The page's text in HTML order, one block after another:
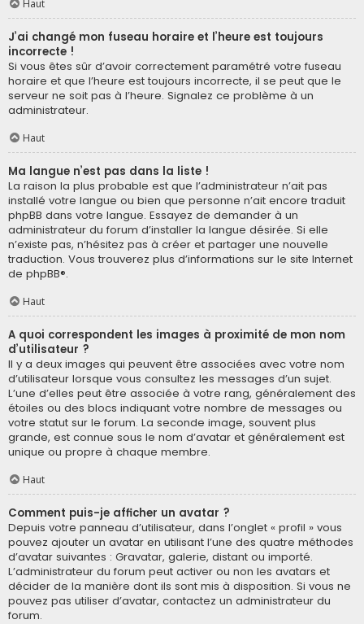
Haut
J’ai changé mon fuseau horaire et l’heure est toujours
incorrecte !
Si vous êtes sûr d’avoir correctement paramétré votre fuseau
horaire et que l’heure est toujours incorrecte, il se peut que le
serveur ne soit pas à l’heure. Signalez ce problème à un
administrateur.
Haut
Ma langue n’est pas dans la liste !
La raison la plus probable est que l’administrateur n’ait pas
installé votre langue ou bien que personne n’ait encore traduit
phpBB dans votre langue. Essayez de demander à un
administrateur du forum d’installer la langue désirée. Si elle
n’existe pas, n’hésitez pas à créer et partager une nouvelle
traduction. Vous trouverez plus d’informations sur le site Internet
de phpBB®.
Haut
A quoi correspondent les images à proximité de mon nom
d’utilisateur ?
Il y a deux images qui peuvent être associées avec votre nom
d’utilisateur lorsque vous consultez les messages d’un sujet.
L’une d’elles peut être associée à votre rang, généralement des
étoiles ou des blocs indiquant votre nombre de messages ou
votre statut sur le forum. La seconde image, souvent plus
grande, est connue sous le nom d’avatar et généralement est
unique ou propre à chaque membre.
Haut
Comment puis-je afficher un avatar ?
Depuis votre panneau d’utilisateur, dans l’onglet « profil » vous
pouvez ajouter un avatar en utilisant l’une des quatre méthodes
d’avatar suivantes : Gravatar, galerie, distant ou importé.
L’administrateur du forum peut activer ou non les avatars et
décider de la manière dont ils sont mis à disposition. Si vous ne
pouvez pas utiliser d’avatar, contactez un administrateur du
forum.